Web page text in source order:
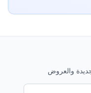
والعروض